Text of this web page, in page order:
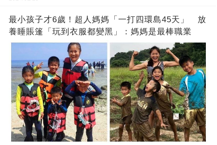
最小孩子才6歲！超人媽媽「一打四環島45天」 放
養睡賬篷「玩到衣服都變黑」：媽媽是最棒職業